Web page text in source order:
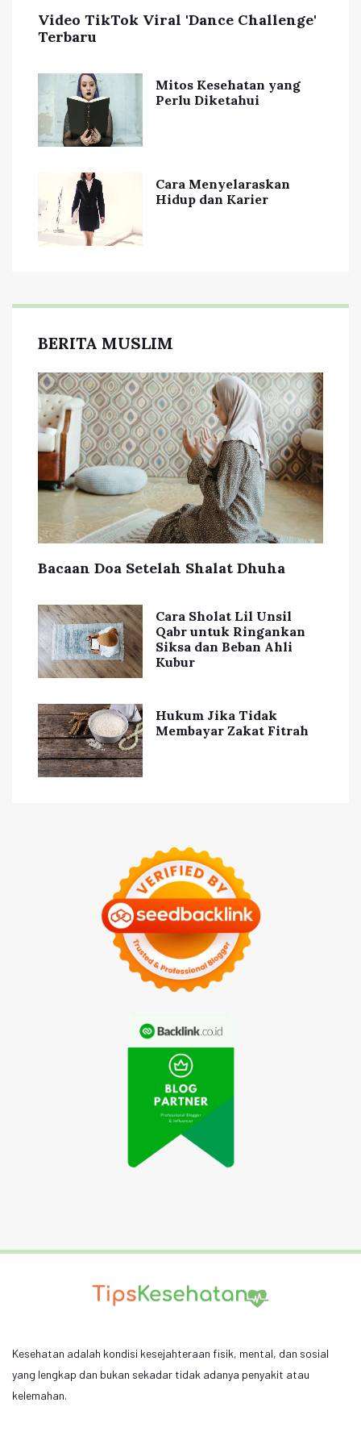
Video TikTok Viral 'Dance Challenge'
Terbaru
Mitos Kesehatan yang
Perlu Diketahui
Cara Menyelaraskan
Hidup dan Karier
BERITA MUSLIM
Bacaan Doa Setelah Shalat Dhuha
Cara Sholat Lil Unsil
Qabr untuk Ringankan
Siksa dan Beban Ahli
Kubur
Hukum Jika Tidak
Membayar Zakat Fitrah
Kesehatan adalah kondisi kesejahteraan fisik, mental, dan sosial
yang lengkap dan bukan sekadar tidak adanya penyakit atau
kelemahan.